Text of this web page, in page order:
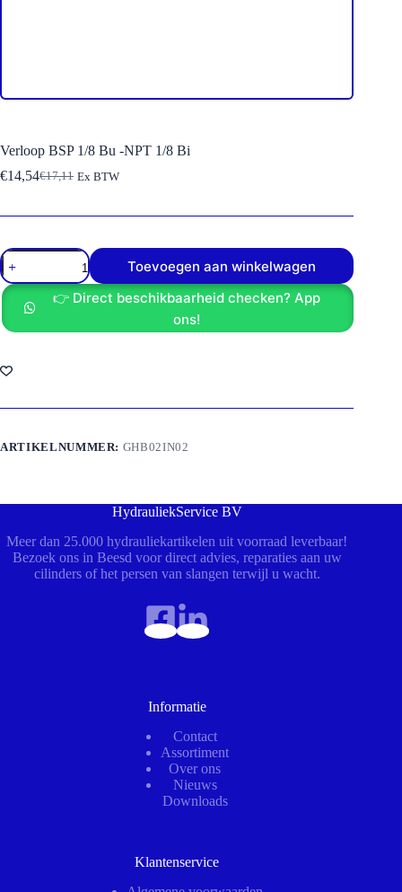
Verloop BSP 1/8 Bu -NPT 1/8 Bi
€17,11
Oorspronkelijke
was:
€14,54Huidige
is:
Ex BTW
Verloop
BSP
1/8
-
NPT
Bi
aantal
Toevoegen aan winkelwagen
👉 Direct beschikbaarheid checken? App
ons!
ARTIKELNUMMER: GHB02IN02
HydrauliekService BV
Meer dan 25.000 hydrauliekartikelen uit voorraad leverbaar!
Bezoek ons in Beesd voor direct advies, reparaties aan uw
cilinders of het persen van slangen terwijl u wacht.
Informatie
Contact
Assortiment
Over ons
Nieuws
Downloads
Klantenservice